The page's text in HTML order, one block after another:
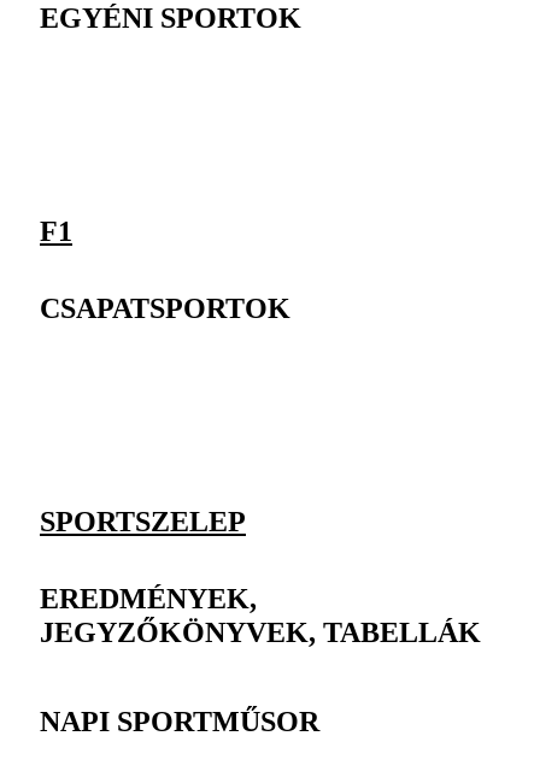
EGYÉNI SPORTOK
F1
CSAPATSPORTOK
SPORTSZELEP
EREDMÉNYEK,
JEGYZŐKÖNYVEK, TABELLÁK
NAPI SPORTMŰSOR